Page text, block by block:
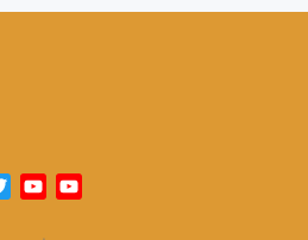
TwitterYouTube